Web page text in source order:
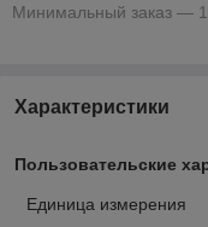
Минимальный заказ —
Характеристики
Пользовательские
Единица измерения